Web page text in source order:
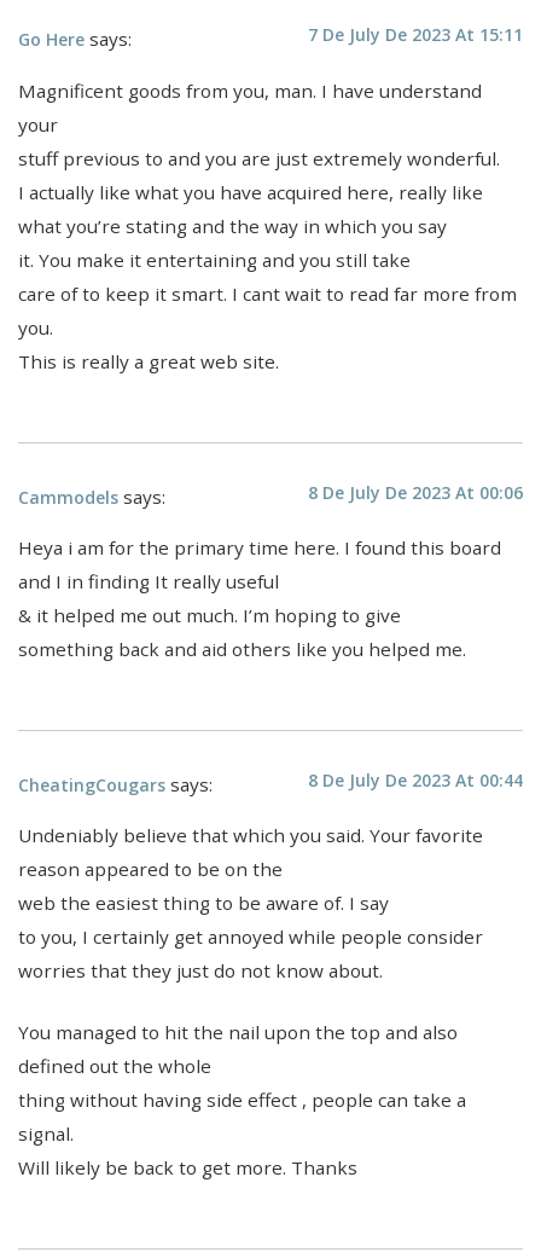
Go Here says: 7 De July De 2023 At 15:11
Magnificent goods from you, man. I have understand
your
stuff previous to and you are just extremely wonderful.
I actually like what you have acquired here, really like
what you’re stating and the way in which you say
it. You make it entertaining and you still take
care of to keep it smart. I cant wait to read far more from
you.
This is really a great web site.
Cammodels says: 8 De July De 2023 At 00:06
Heya i am for the primary time here. I found this board
and I in finding It really useful
& it helped me out much. I’m hoping to give
something back and aid others like you helped me.
CheatingCougars says: 8 De July De 2023 At 00:44
Undeniably believe that which you said. Your favorite
reason appeared to be on the
web the easiest thing to be aware of. I say
to you, I certainly get annoyed while people consider
worries that they just do not know about.
You managed to hit the nail upon the top and also
defined out the whole
thing without having side effect , people can take a
signal.
Will likely be back to get more. Thanks